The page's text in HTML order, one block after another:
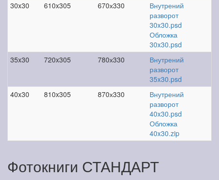
30x30
610x305 670х330
Внутрений
разворот
30x30.psd
Обложка
30x30.psd
35x30
720x305 780х330
Внутрений
разворот
35x30.psd
40x30
810x305 870х330
Внутрений
разворот
40x30.psd
Обложка
40x30.zip
Фотокниги СТАНДАРТ